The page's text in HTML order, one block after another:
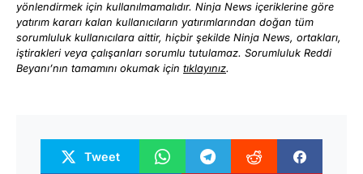
yönlendirmek için kullanılmamalıdır. Ninja News içeriklerine göre
yatırım kararı kalan kullanıcıların yatırımlarından doğan tüm
sorumluluk kullanıcılara aittir, hiçbir şekilde Ninja News, ortakları,
iştirakleri veya çalışanları sorumlu tutulamaz. Sorumluluk Reddi
Beyanı’nın tamamını okumak için tıklayınız.
Tweet